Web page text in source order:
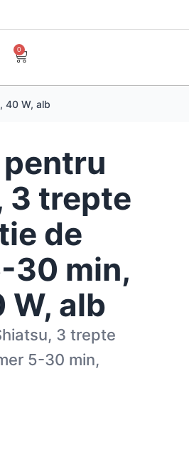
0
40 W, alb
3 trepte
de
30 min,
alb
3 trepte
5-30 min,